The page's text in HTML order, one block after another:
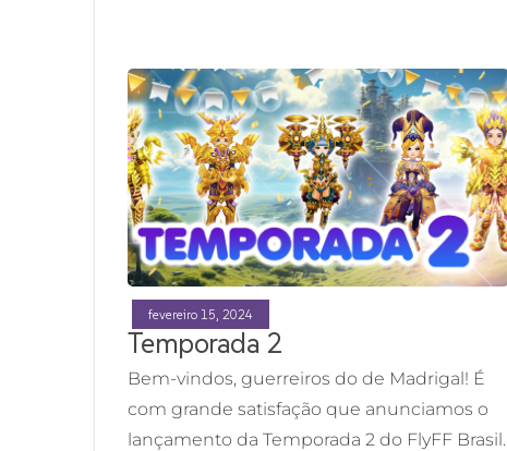
fevereiro 15, 2024
Temporada 2
Bem-vindos, guerreiros do de Madrigal! É
com grande satisfação que anunciamos o
lançamento da Temporada 2 do FlyFF Brasil.